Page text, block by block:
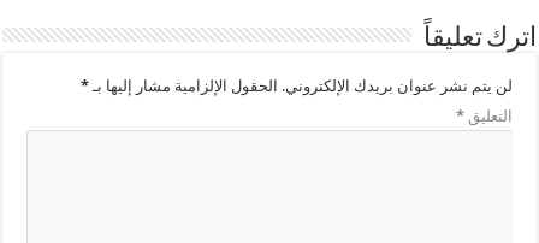
اترك تعليقاً
لن يتم نشر عنوان بريدك الإلكتروني. الحقول الإلزامية مشار إليها بـ*
التعليق*